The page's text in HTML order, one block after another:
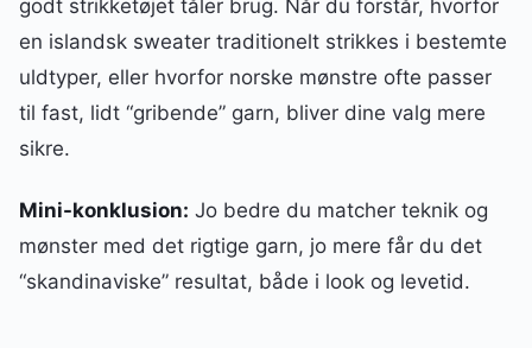
godt strikketøjet tåler brug. Når du forstår, hvorfor
en islandsk sweater traditionelt strikkes i bestemte
uldtyper, eller hvorfor norske mønstre ofte passer
til fast, lidt “gribende” garn, bliver dine valg mere
sikre.
Mini-konklusion: Jo bedre du matcher teknik og
mønster med det rigtige garn, jo mere får du det
“skandinaviske” resultat, både i look og levetid.